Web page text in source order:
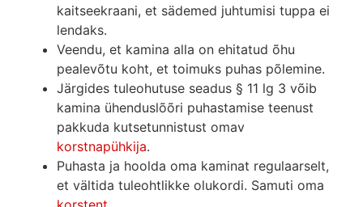
kaitseekraani, et sädemed juhtumisi tuppa ei
lendaks.
Veendu, et kamina alla on ehitatud õhu
pealevõtu koht, et toimuks puhas põlemine.
Järgides tuleohutuse seadus § 11 lg 3 võib
kamina ühenduslõõri puhastamise teenust
pakkuda kutsetunnistust omav
korstnapühkija.
Puhasta ja hoolda oma kaminat regulaarselt,
et vältida tuleohtlikke olukordi. Samuti oma